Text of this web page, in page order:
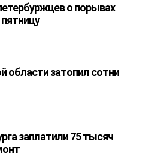
о порывах
области затопил сотни
заплатили 75 тысяч